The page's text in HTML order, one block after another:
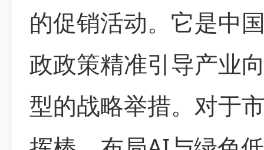
的促销活动。它是中
政政策精准引导产业
型的战略举措。对于